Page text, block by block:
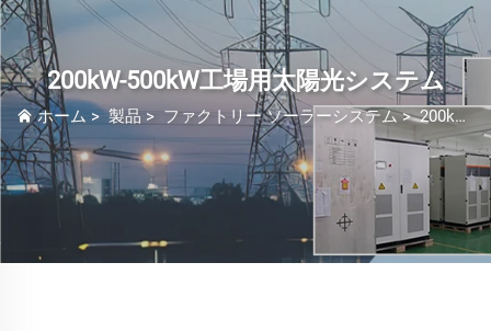
200kW-500kW工場用太陽光システム
ホーム >製品 > ファクトリー ソーラーシステム>200kW-500kW工場用太陽光システム